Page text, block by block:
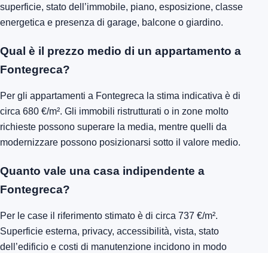
superficie, stato dell’immobile, piano, esposizione, classe
energetica e presenza di garage, balcone o giardino.
Qual è il prezzo medio di un appartamento a
Fontegreca?
Per gli appartamenti a Fontegreca la stima indicativa è di
circa 680 €/m². Gli immobili ristrutturati o in zone molto
richieste possono superare la media, mentre quelli da
modernizzare possono posizionarsi sotto il valore medio.
Quanto vale una casa indipendente a
Fontegreca?
Per le case il riferimento stimato è di circa 737 €/m².
Superficie esterna, privacy, accessibilità, vista, stato
dell’edificio e costi di manutenzione incidono in modo